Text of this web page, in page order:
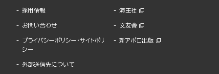
採用情報
お問い合わせ
プライバシーポリシー・サイトポリ
シー
外部送信先について
海王社
文友舎
新アポロ出版